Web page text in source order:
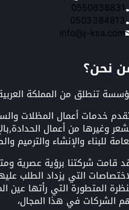
0550638831
0503384813
info@j-ksa.com
نحن؟
تنطلق من المملكة
خدمات أعمال المظلات
وغيرها من أعمال
للبناء والإنشاء والترميم
قامت شركتنا برؤية عصرية
التي يزداد الطلب
المتطورة التي رأتها
الشركات في هذا المجال،